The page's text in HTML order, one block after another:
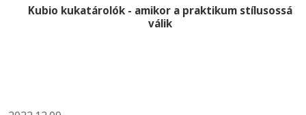
Kubio kukatárolók - amikor a praktikum stílusossá
válik